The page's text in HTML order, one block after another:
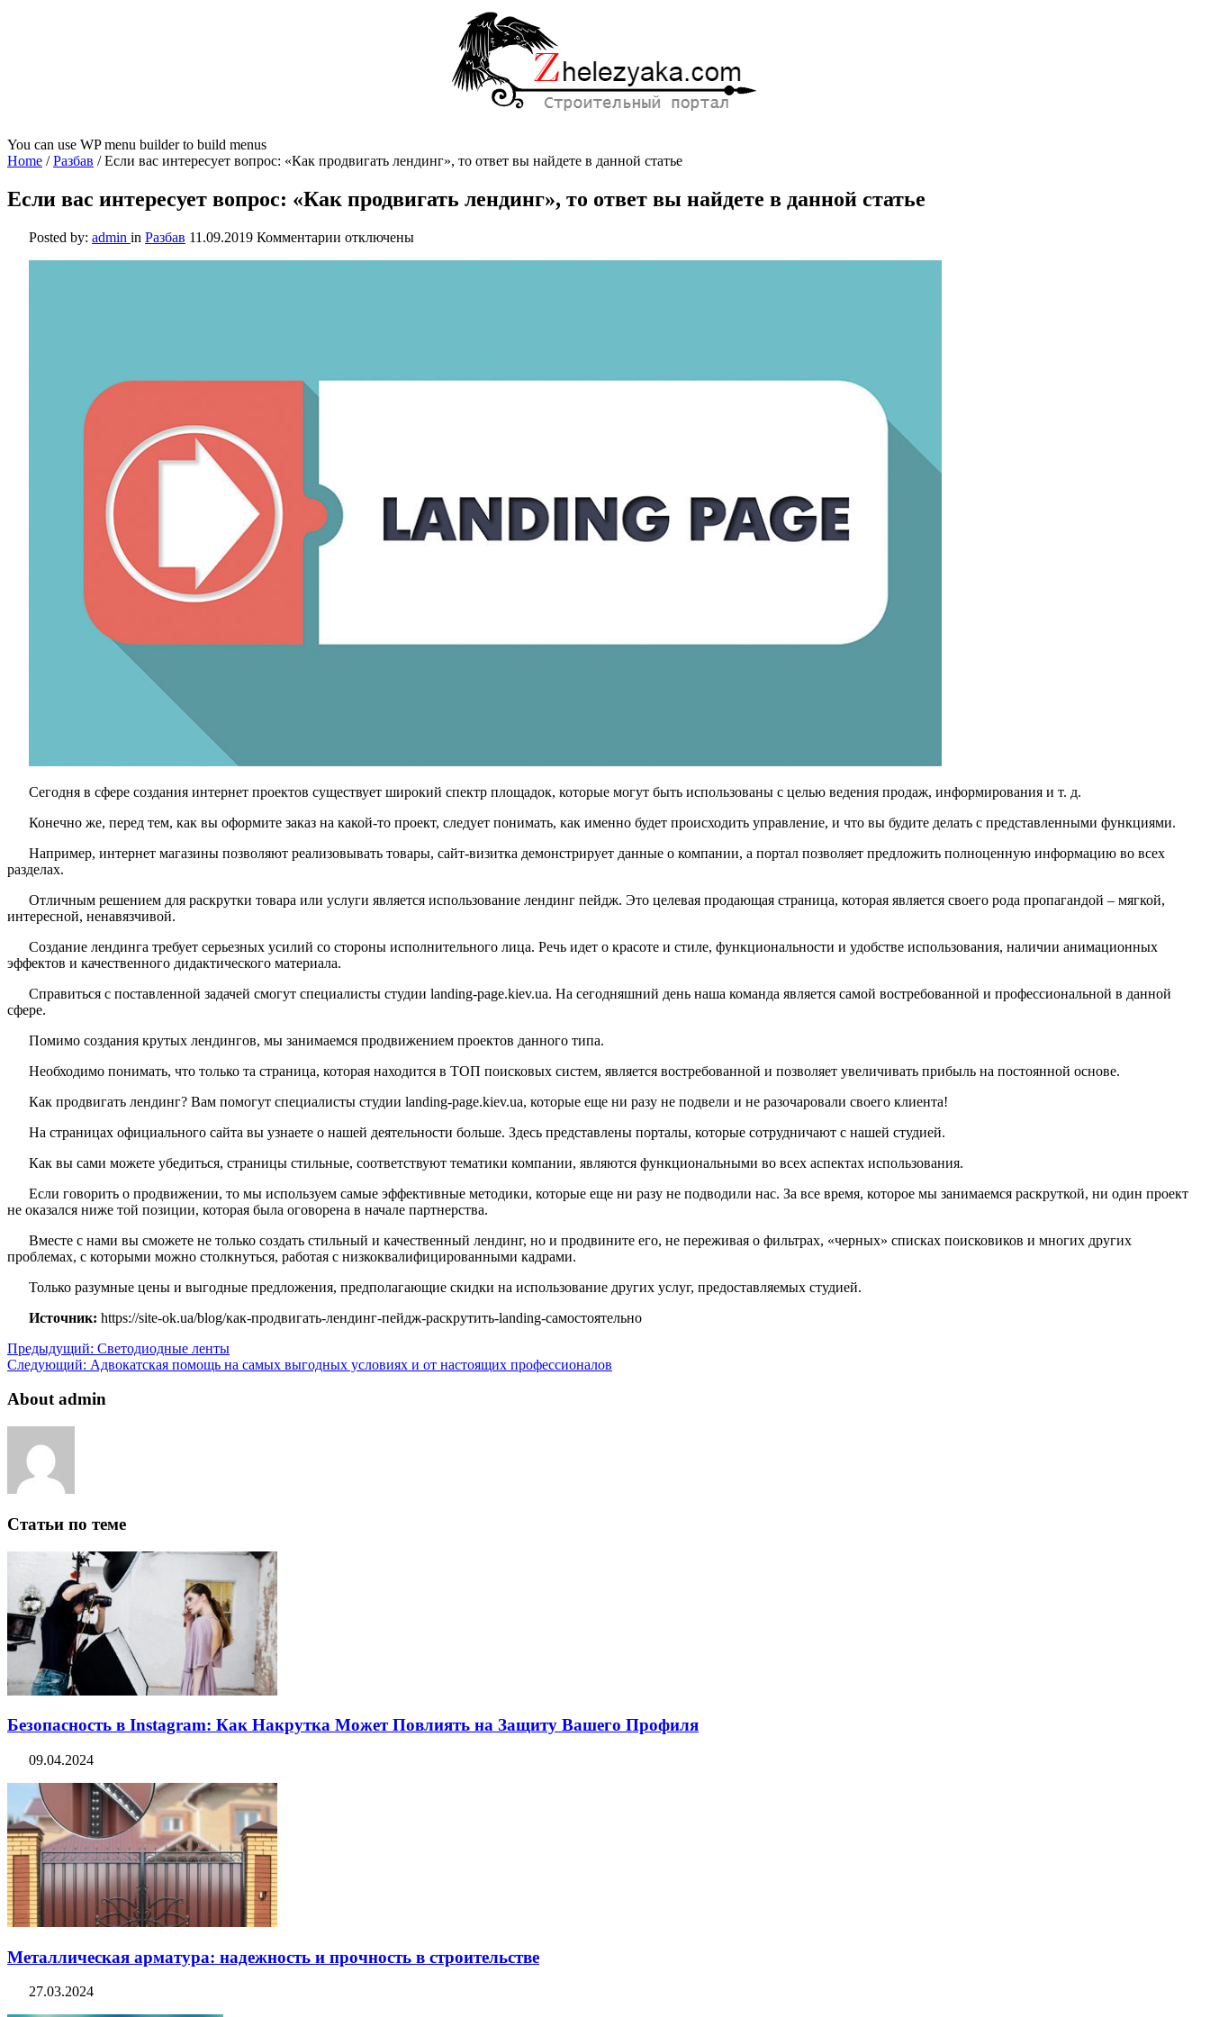
You can use WP menu builder to build menus
Home /Разбав /Если вас интересует вопрос: «Как продвигать лендинг», то ответ вы найдете в данной статье
Если вас интересует вопрос: «Как продвигать лендинг», то ответ вы найдете в данной статье
Posted by: admin in Разбав 11.09.2019 Комментарии
к
то
отключены
Сегодня в сфере создания интернет проектов существует широкий спектр площадок, которые могут быть использованы с целью ведения продаж, информирования и т. д.
Конечно же, перед тем, как вы оформите заказ на какой-то проект, следует понимать, как именно будет происходить управление, и что вы будите делать с представленными функциями.
Например, интернет магазины позволяют реализовывать товары, сайт-визитка демонстрирует данные о компании, а портал позволяет предложить полноценную информацию во всех
разделах.
Отличным решением для раскрутки товара или услуги является использование лендинг пейдж. Это целевая продающая страница, которая является своего рода пропагандой – мягкой,
интересной, ненавязчивой.
Создание лендинга требует серьезных усилий со стороны исполнительного лица. Речь идет о красоте и стиле, функциональности и удобстве использования, наличии анимационных
эффектов и качественного дидактического материала.
Справиться с поставленной задачей смогут специалисты студии landing-page.kiev.ua. На сегодняшний день наша команда является самой востребованной и профессиональной в данной
сфере.
Помимо создания крутых лендингов, мы занимаемся продвижением проектов данного типа.
Необходимо понимать, что только та страница, которая находится в ТОП поисковых систем, является востребованной и позволяет увеличивать прибыль на постоянной основе.
Как продвигать лендинг? Вам помогут специалисты студии landing-page.kiev.ua, которые еще ни разу не подвели и не разочаровали своего клиента!
На страницах официального сайта вы узнаете о нашей деятельности больше. Здесь представлены порталы, которые сотрудничают с нашей студией.
Как вы сами можете убедиться, страницы стильные, соответствуют тематики компании, являются функциональными во всех аспектах использования.
Если говорить о продвижении, то мы используем самые эффективные методики, которые еще ни разу не подводили нас. За все время, которое мы занимаемся раскруткой, ни один проект
не оказался ниже той позиции, которая была оговорена в начале партнерства.
Вместе с нами вы сможете не только создать стильный и качественный лендинг, но и продвините его, не переживая о фильтрах, «черных» списках поисковиков и многих других
проблемах, с которыми можно столкнуться, работая с низкоквалифицированными кадрами.
Только разумные цены и выгодные предложения, предполагающие скидки на использование других услуг, предоставляемых студией.
Источник: https://site-ok.ua/blog/как-продвигать-лендинг-пейдж-раскрутить-landing-самостоятельно
Предыдущий: Светодиодные ленты
Следующий: Адвокатская помощь на самых выгодных условиях и от настоящих профессионалов
About admin
Статьи по теме
Безопасность в Instagram: Как Накрутка Может Повлиять на Защиту Вашего Профиля
09.04.2024
Металлическая арматура: надежность и прочность в строительстве
27.03.2024